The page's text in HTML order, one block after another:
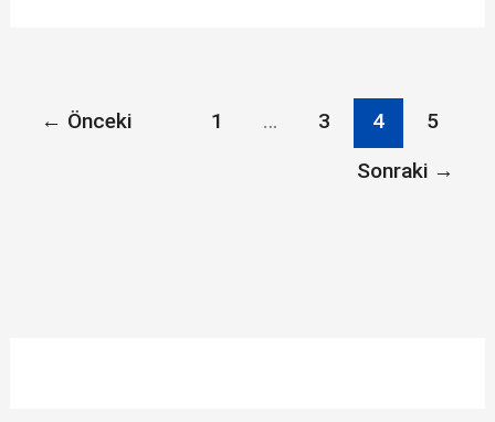
← Önceki 1 … 3 4
5
Sonraki →